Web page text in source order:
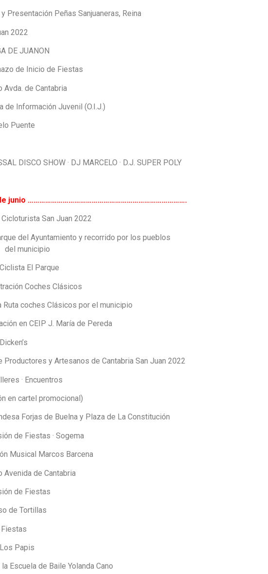
Presentación Peñas Sanjuaneras, Reina
2022
DE JUANON
de Inicio de Fiestas
Avda. de Cantabria
de Información Juvenil (O.I.J.)
Puente
DISCO SHOW · DJ MARCELO · D.J. SUPER POLY
de junio ……………………………………………………………………….
San Juan 2022
del Ayuntamiento y recorrido por los pueblos
El Parque
Coches Clásicos
Ruta coches Clásicos por el municipio
en CEIP J. María de Pereda
Productores y Artesanos de Cantabria San Juan 2022
· Encuentros
en cartel promocional)
Forjas de Buelna y Plaza de La Constitución
de Fiestas · Sogema
Musical Marcos Barcena
Avenida de Cantabria
de Fiestas
de Tortillas
Fiestas
Papis
la Escuela de Baile Yolanda Cano